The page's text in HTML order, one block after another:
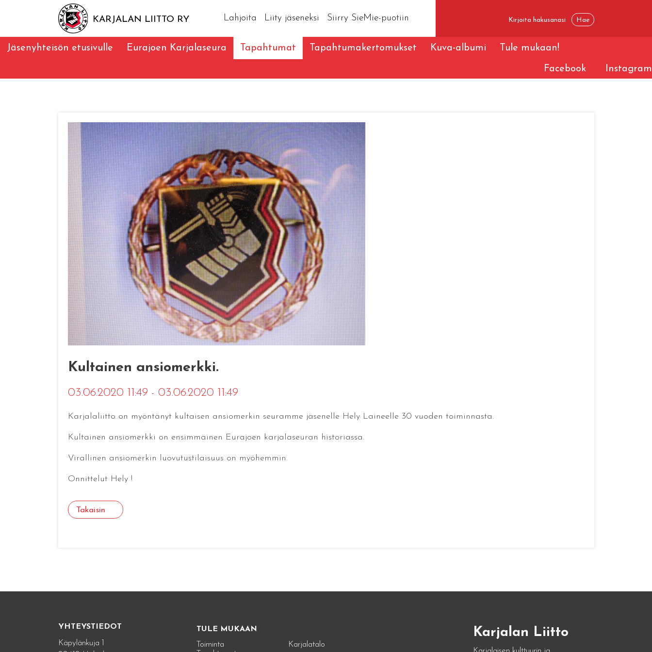
KARJALAN LIITTO RY Lahjoita Liity jäseneksi Siirry SieMie-puotiin
Jäsenyhteisön etusivulle Eurajoen Karjalaseura Tapahtumat Tapahtumakertomukset Kuva-albumi Tule mukaan!
Facebook Instagram
Kultainen ansiomerkki.
03.06.2020 11:49 - 03.06.2020 11:49
Karjalaliitto on myöntänyt kultaisen ansiomerkin seuramme jäsenelle Hely Laineelle 30 vuoden toiminnasta.
Kultainen ansiomerkki on ensimmäinen Eurajoen karjalaseuran historiassa.
Virallinen ansiomerkin luovutustilaisuus on myöhemmin.
Onnittelut Hely !
Takaisin
YHTEYSTIEDOT
Käpylänkuja 1
TULE MUKAAN
Toiminta
Karjalatalo
Karjalan Liitto